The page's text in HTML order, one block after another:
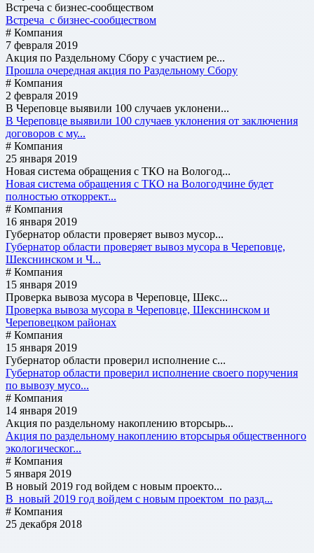
Встреча с бизнес-сообществом
Встреча с бизнес-сообществом
# Компания
7 февраля 2019
Акция по Раздельному Сбору с участием ре...
Прошла очередная акция по Раздельному Сбору
# Компания
2 февраля 2019
В Череповце выявили 100 случаев уклонени...
В Череповце выявили 100 случаев уклонения от заключения
договоров с му...
# Компания
25 января 2019
Новая система обращения с ТКО на Вологод...
Новая система обращения с ТКО на Вологодчине будет
полностью откоррект...
# Компания
16 января 2019
Губернатор области проверяет вывоз мусор...
Губернатор области проверяет вывоз мусора в Череповце,
Шекснинском и Ч...
# Компания
15 января 2019
Проверка вывоза мусора в Череповце, Шекс...
Проверка вывоза мусора в Череповце, Шекснинском и
Череповецком районах
# Компания
15 января 2019
Губернатор области проверил исполнение с...
Губернатор области проверил исполнение своего поручения
по вывозу мусо...
# Компания
14 января 2019
Акция по раздельному накоплению вторсырь...
Акция по раздельному накоплению вторсырья общественного
экологическог...
# Компания
5 января 2019
В новый 2019 год войдем с новым проекто...
В новый 2019 год войдем с новым проектом по разд...
# Компания
25 декабря 2018